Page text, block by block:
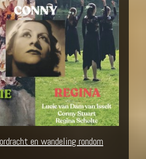
en wandeling rondom